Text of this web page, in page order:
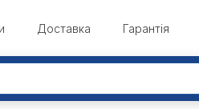
Доставка Гарантія